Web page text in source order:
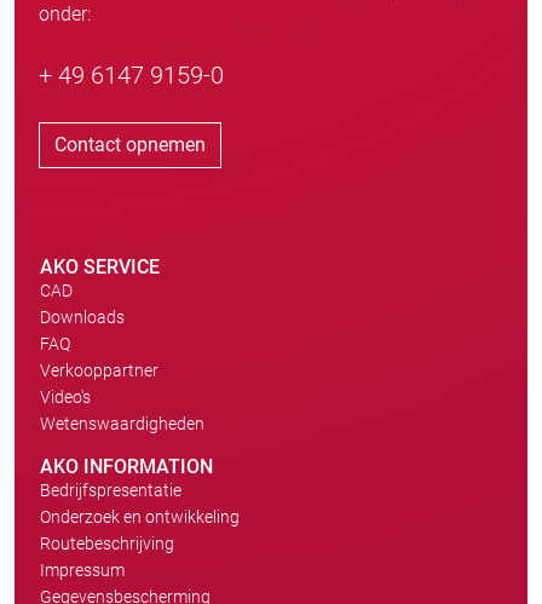
onder:
+ 49 6147 9159-0
Contact opnemen
AKO SERVICE
CAD
Downloads
FAQ
Verkooppartner
Video's
Wetenswaardigheden
AKO INFORMATION
Bedrijfspresentatie
Onderzoek en ontwikkeling
Routebeschrijving
Impressum
Gegevensbescherming